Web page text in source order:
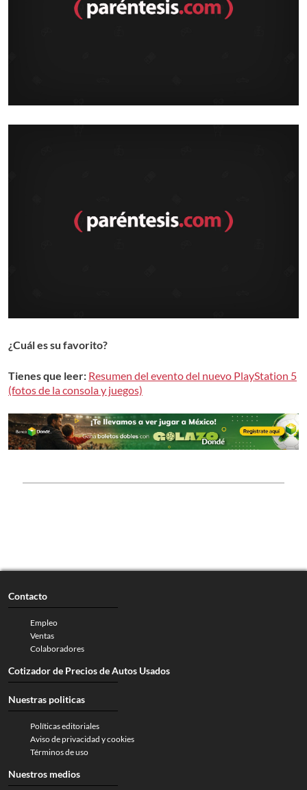
¿Cuál es su favorito?
Tienes que leer: Resumen del evento del nuevo PlayStation 5
(fotos de la consola y juegos)
Contacto
Empleo
Ventas
Colaboradores
Cotizador de Precios de Autos Usados
Nuestras politicas
Políticas editoriales
Aviso de privacidad y cookies
Términos de uso
Nuestros medios